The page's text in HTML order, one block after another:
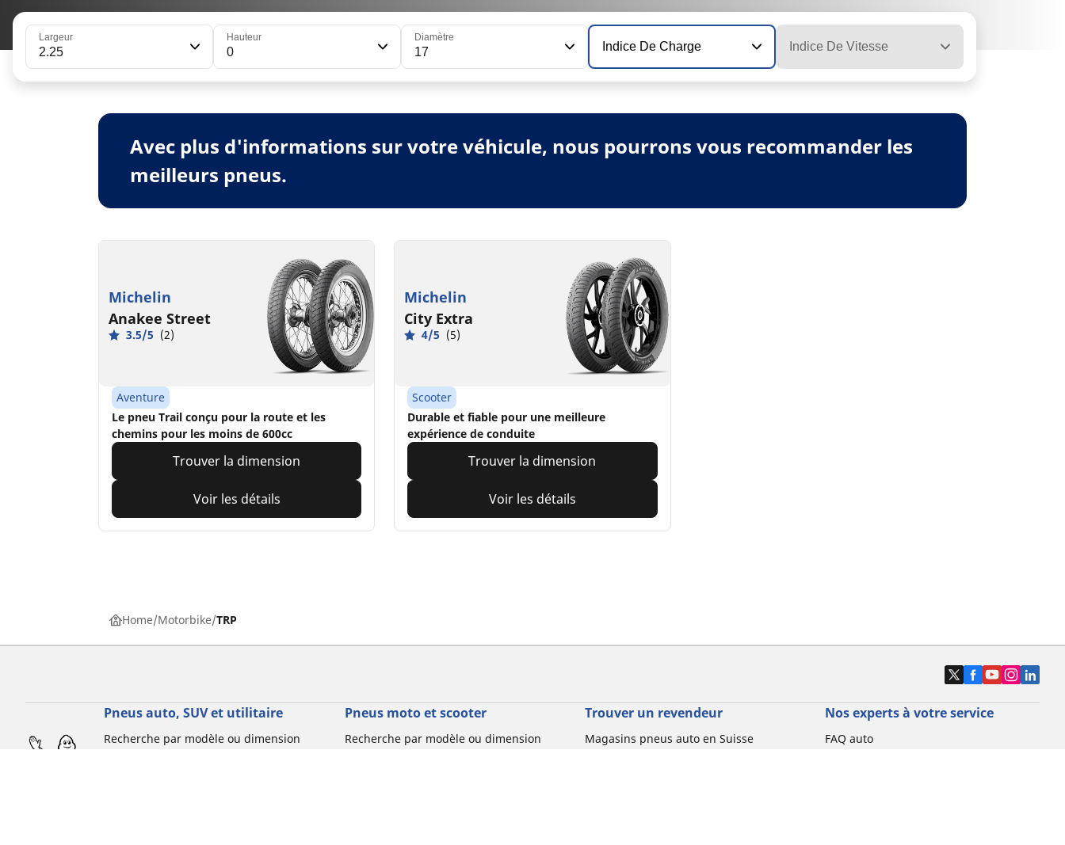
Largeur
2.25
Hauteur
0
Diamètre
17 Indice De Charge Indice De Vitesse
Avec plus d'informations sur votre véhicule, nous pourrons vous recommander les
meilleurs pneus.
Michelin
Anakee Street
3.5/5 (2)
Aventure
Le pneu Trail conçu pour la route et les
chemins pour les moins de 600cc
Trouver la dimension
Voir les détails
Michelin
City Extra
4/5 (5)
Scooter
Durable et fiable pour une meilleure
expérience de conduite
Trouver la dimension
Voir les détails
Home Motorbike TRP
Pneus auto, SUV et utilitaire
Recherche par modèle ou dimension
Pneus moto et scooter
Recherche par modèle ou dimension
Trouver un revendeur
Magasins pneus auto en Suisse
Nos experts à votre service
FAQ auto